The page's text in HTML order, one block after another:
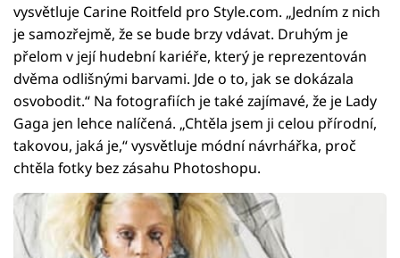
vysvětluje Carine Roitfeld pro Style.com. „Jedním z nich
je samozřejmě, že se bude brzy vdávat. Druhým je
přelom v její hudební kariéře, který je reprezentován
dvěma odlišnými barvami. Jde o to, jak se dokázala
osvobodit.“ Na fotografiích je také zajímavé, že je Lady
Gaga jen lehce nalíčená. „Chtěla jsem ji celou přírodní,
takovou, jaká je,“ vysvětluje módní návrhářka, proč
chtěla fotky bez zásahu Photoshopu.